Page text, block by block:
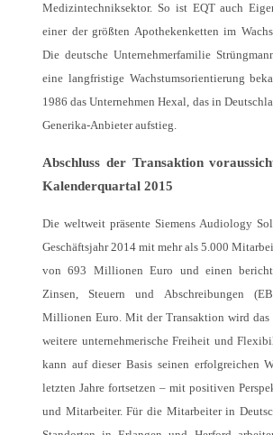
Medizintechniksektor. So ist EQT auch
einer der größten Apothekenketten im
Die deutsche Unternehmerfamilie
eine langfristige Wachstumsorientierung
1986 das Unternehmen Hexal, das in
Generika-Anbieter aufstieg.
Abschluss der Transaktion
Kalenderquartal 2015
Die weltweit präsente Siemens Audiology
Geschäftsjahr 2014 mit mehr als 5.000
von 693 Millionen Euro und einen
Zinsen, Steuern und Abschreibungen
Millionen Euro. Mit der Transaktion wird das
weitere unternehmerische Freiheit und
kann auf dieser Basis seinen erfolgreichen
letzten Jahre fortsetzen – mit positiven
und Mitarbeiter. Für die Mitarbeiter in